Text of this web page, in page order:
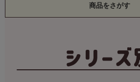
商品をさがす